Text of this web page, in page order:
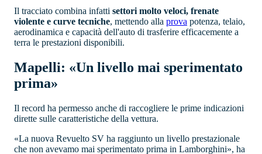
Il tracciato combina infatti settori molto veloci, frenate
violente e curve tecniche, mettendo alla prova potenza, telaio,
aerodinamica e capacità dell'auto di trasferire efficacemente a
terra le prestazioni disponibili.
Mapelli: «Un livello mai sperimentato
prima»
Il record ha permesso anche di raccogliere le prime indicazioni
dirette sulle caratteristiche della vettura.
«La nuova Revuelto SV ha raggiunto un livello prestazionale
che non avevamo mai sperimentato prima in Lamborghini», ha